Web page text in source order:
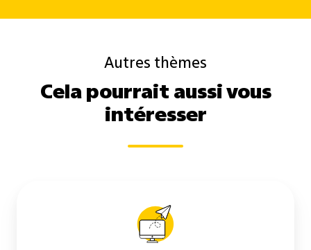
Autres thèmes
Cela pourrait aussi vous
intéresser
Communities